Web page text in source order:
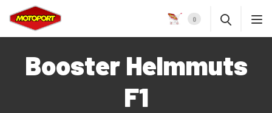
0
Booster Helmmuts
F1